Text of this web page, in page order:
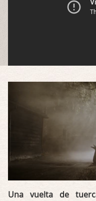
Una vuelta de